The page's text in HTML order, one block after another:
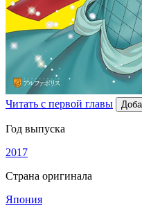
Читать с первой главы
Год выпуска
2017
Страна оригинала
Япония